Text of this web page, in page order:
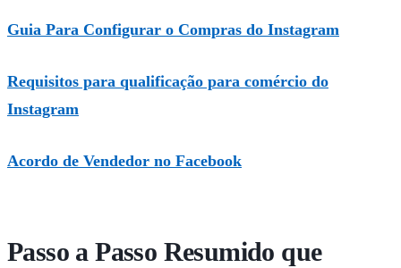
Guia Para Configurar o Compras do Instagram
Requisitos para qualificação para comércio do
Instagram
Acordo de Vendedor no Facebook
Passo a Passo Resumido que